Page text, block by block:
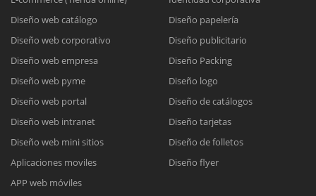
Diseño web catálogo
Diseño web corporativo
Diseño web empresa
Diseño web pyme
Diseño web portal
Diseño web intranet
Diseño web mini sitios
Aplicaciones moviles
APP web móviles
Diseño papelería
Diseño publicitario
Diseño Packing
Diseño logo
Diseño de catálogos
Diseño tarjetas
Diseño de folletos
Diseño flyer